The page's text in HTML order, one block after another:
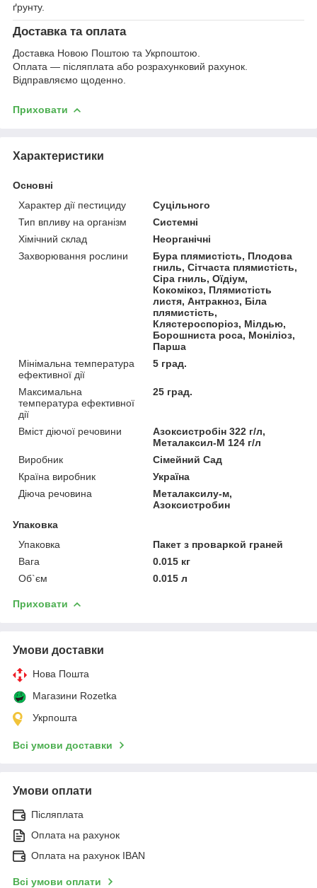
ґрунту.
Доставка та оплата
Доставка Новою Поштою та Укрпоштою.
Оплата — післяплата або розрахунковий рахунок.
Відправляємо щоденно.
Приховати
Характеристики
Основні
Характер дії пестициду
Суцільного
Тип впливу на організм
Системні
Хімічний склад
Неорганічні
Захворювання рослини
Бура плямистість, Плодова
гниль, Сітчаста плямистість,
Сіра гниль, Оїдіум,
Кокомікоз, Плямистість
листя, Антракноз, Біла
плямистість,
Клястероспоріоз, Мілдью,
Борошниста роса, Моніліоз,
Парша
Мінімальна температура
ефективної дії
5 град.
Максимальна
температура ефективної
дії
25 град.
Вміст діючої речовини
Азоксистробін 322 г/л,
Металаксил-М 124 г/л
Виробник
Сімейний Сад
Країна виробник
Україна
Діюча речовина
Металаксилу-м,
Азоксистробин
Упаковка
Упаковка
Пакет з проваркой граней
Вага
0.015 кг
Об`єм
0.015 л
Приховати
Умови доставки
Нова Пошта
Магазини Rozetka
Укрпошта
Всі умови доставки
Умови оплати
Післяплата
Оплата на рахунок
Оплата на рахунок IBAN
Всі умови оплати